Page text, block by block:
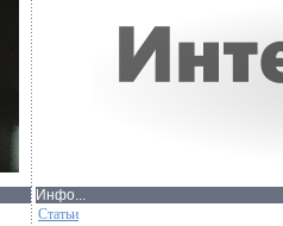
Инфо...
Статьи